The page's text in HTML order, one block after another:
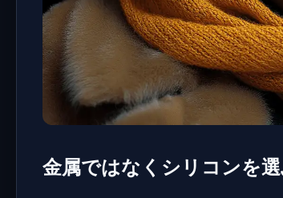
金属ではなくシリコンを